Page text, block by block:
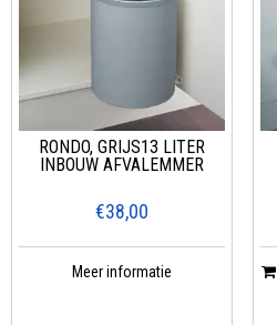
RONDO, GRIJS13 LITER
INBOUW AFVALEMMER
€38,00
Meer informatie